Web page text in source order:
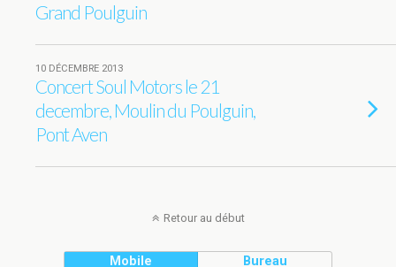
Grand Poulguin
10 DÉCEMBRE 2013
Concert Soul Motors le 21
decembre, Moulin du Poulguin,
Pont Aven
Retour au début
Mobile Bureau